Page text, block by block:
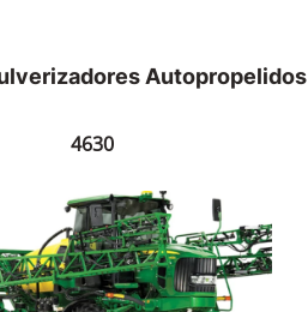
Autopropelidos
4630